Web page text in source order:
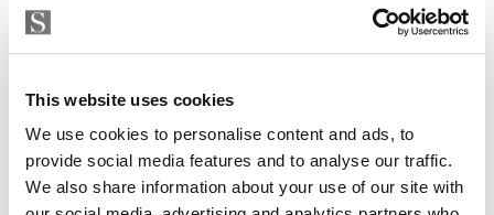
This website uses cookies
We use cookies to personalise content and ads, to
provide social media features and to analyse our traffic.
We also share information about your use of our site with
Tuukka Hakkarainen
Strand Properties Brand Partner
040 174 3010
tuukka.hakkarainen@strand.fi